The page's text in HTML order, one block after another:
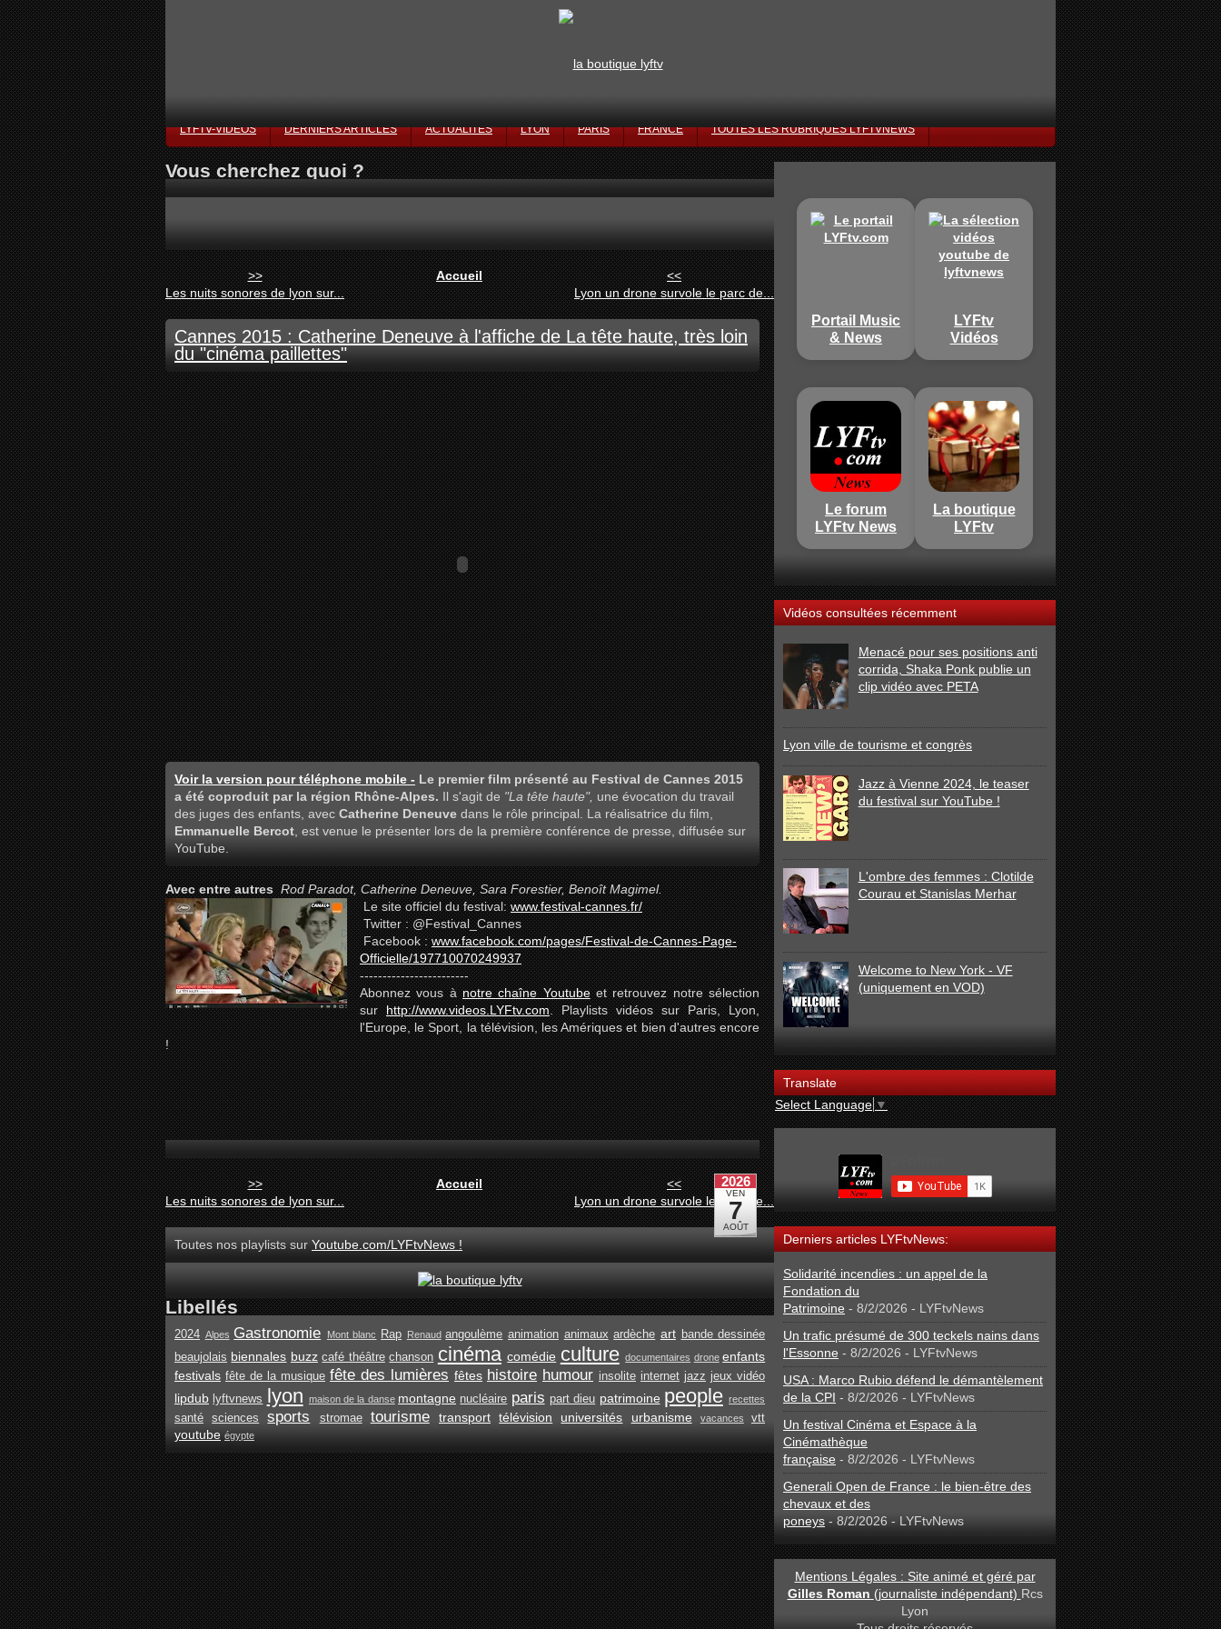
LYFTV-VIDÉOS DERNIERS ARTICLES ACTUALITÉS LYON PARIS FRANCE TOUTES LES RUBRIQUES LYFTVNEWS
Vous cherchez quoi ?
<<
Lyon un drone survole le parc de...
>>
Les nuits sonores de lyon sur...
Accueil
Cannes 2015 : Catherine Deneuve à l'affiche de La tête haute, très loin
du "cinéma paillettes"
Voir la version pour téléphone mobile - Le premier film présenté au Festival de Cannes 2015
a été coproduit par la région Rhône-Alpes. Il s'agit de "La tête haute", une évocation du travail
des juges des enfants, avec Catherine Deneuve dans le rôle principal. La réalisatrice du film,
Emmanuelle Bercot , est venue le présenter lors de la première conférence de presse, diffusée sur
YouTube.
Avec entre autres Rod Paradot, Catherine Deneuve, Sara Forestier, Benoît Magimel.
Le site officiel du festival:www.festival-cannes.fr/
Twitter : @Festival_Cannes
Facebook :www.facebook.com/pages/Festival-de-Cannes-Page-
Officielle/197710070249937
------------------------
Abonnez vous ànotre chaîne Youtubeet retrouvez notre sélection
surhttp://www.videos.LYFtv.com. Playlists vidéos sur Paris, Lyon,
l'Europe, le Sport, la télévision, les Amériques et bien d'autres encore
!
<<
Lyon un drone survole le parc de...
>>
Les nuits sonores de lyon sur...
Accueil
Toutes nos playlists sur Youtube.com/LYFtvNews !
Libellés
2024 Alpes Gastronomie Mont blanc Rap Renaud angoulème animation animaux ardèche art bande dessinée
beaujolais biennales buzz café théâtre chanson cinéma comédie culture documentaires drone enfants
festivals fête de la musique fête des lumières fêtes histoire humour insolite internet jazz jeux vidéo
lipdub lyftvnews lyon maison de la danse montagne nucléaire paris part dieu patrimoine people recettes
santé sciences sports stromae tourisme transport télévision universités urbanisme vacances vtt
youtube égypte
Portail Music
& News
LYFtv
Vidéos
Le forum
LYFtv News
La boutique
LYFtv
Vidéos consultées récemment
Menacé pour ses positions anti
corrida, Shaka Ponk publie un
clip vidéo avec PETA
Lyon ville de tourisme et congrès
Jazz à Vienne 2024, le teaser
du festival sur YouTube !
L'ombre des femmes : Clotilde
Courau et Stanislas Merhar
Welcome to New York - VF
(uniquement en VOD)
Translate
Select Language▼
Derniers articles LYFtvNews:
Solidarité incendies : un appel de la
Fondation du
Patrimoine - 8/2/2026 - LYFtvNews
Un trafic présumé de 300 teckels nains dans
l'Essonne - 8/2/2026 - LYFtvNews
USA : Marco Rubio défend le démantèlement
de la CPI - 8/2/2026 - LYFtvNews
Un festival Cinéma et Espace à la
Cinémathèque
française - 8/2/2026 - LYFtvNews
Generali Open de France : le bien-être des
chevaux et des
poneys - 8/2/2026 - LYFtvNews
Mentions Légales : Site animé et géré par
Gilles Roman (journaliste indépendant) Rcs
Lyon